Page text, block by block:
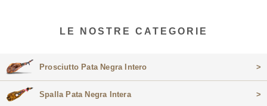
LE NOSTRE CATEGORIE
Prosciutto Pata Negra Intero >
Spalla Pata Negra Intera >